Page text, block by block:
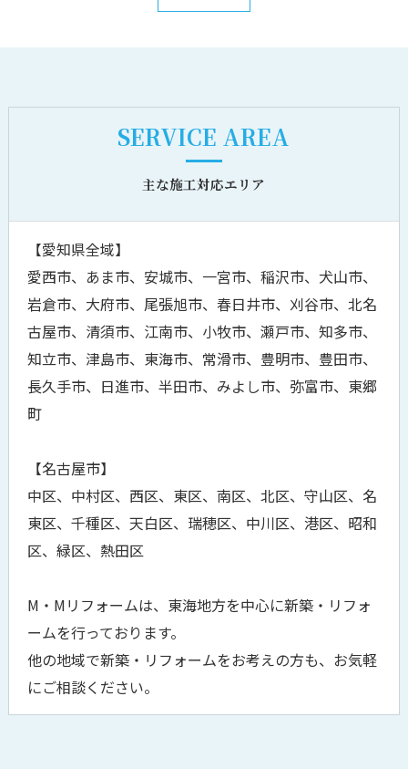
主な施工対応エリア
SERVICE AREA
【愛知県全域】
愛西市、あま市、安城市、一宮市、稲沢市、犬山市、
岩倉市、大府市、尾張旭市、春日井市、刈谷市、北名
古屋市、清須市、江南市、小牧市、瀬戸市、知多市、
知立市、津島市、東海市、常滑市、豊明市、豊田市、
長久手市、日進市、半田市、みよし市、弥富市、東郷
町
【名古屋市】
中区、中村区、西区、東区、南区、北区、守山区、名
東区、千種区、天白区、瑞穂区、中川区、港区、昭和
区、緑区、熱田区
M・Mリフォームは、東海地方を中心に新築・リフォ
ームを行っております。
他の地域で新築・リフォームをお考えの方も、お気軽
にご相談ください。